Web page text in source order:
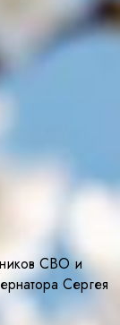
СВО и
Сергея